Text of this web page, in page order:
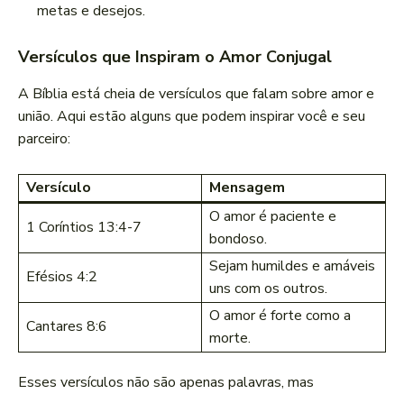
metas e desejos.
Versículos que Inspiram o Amor Conjugal
A Bíblia está cheia de versículos que falam sobre amor e
união. Aqui estão alguns que podem inspirar você e seu
parceiro:
Versículo
Mensagem
1 Coríntios 13:4-7
O amor é paciente e
bondoso.
Efésios 4:2
Sejam humildes e amáveis
uns com os outros.
Cantares 8:6
O amor é forte como a
morte.
Esses versículos não são apenas palavras, mas